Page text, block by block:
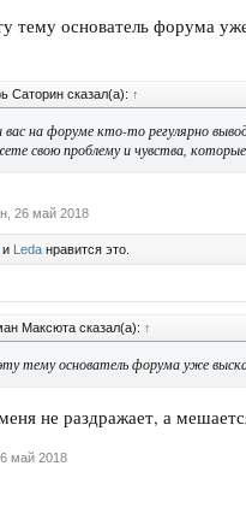
тему основатель форума
Саторин сказал(а): ↑
вас на форуме кто-то регулярно
свою проблему и чувства,
26 май 2018
и Leda нравится это.
Максюта сказал(а): ↑
тему основатель форума уже
не раздражает, а
май 2018